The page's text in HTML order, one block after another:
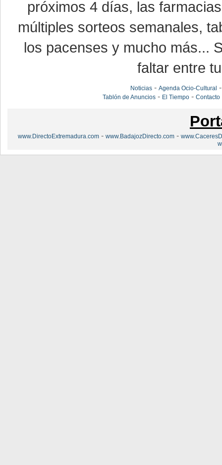
próximos 4 días, las
múltiples sorteos semanales,
los pacenses y mucho más...
faltar entre
Noticias -Agenda Ocio-Cultural
Tablón de Anuncios - El Tiempo -Contacto
www.DirectoExtremadura.com - www.BadajozDirecto.com -